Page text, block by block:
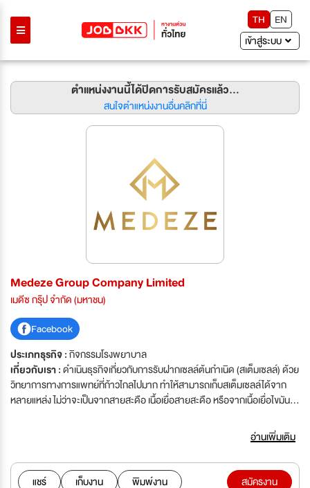
TH
EN
เข้าสู่ระบบ
ตำแหน่งงานนี้ได้ปิดการรับสมัครแล้ว...
สนใจตำแหน่งงานอื่นคลิกที่นี่
Medeze Group Company Limited
เมดีซ กรุ๊ป จำกัด (มหาชน)
Facebook
ประเภทธุรกิจ :กิจกรรมโรงพยาบาล
เกี่ยวกับเรา :ดำเนินธุรกิจเกี่ยวกับการรับฝากเซลล์ต้นกำเนิด (สเต็มเซลล์) ด้วย
วิทยาการทางการแพทย์ที่ก้าวไกลไปมาก ทำให้สามารถเก็บสเต็มเซลล์ได้จาก
หลายแหล่ง ไม่ว่าจะเป็นจากสายสะดือ เนื้อเยื่อสายสะดือ หรือจากเนื้อเยื่อไขมัน
สร้างสรรค์การบริการรับฝากเก็บสเต็มเซลล์ที่มีคุณภาพและมาตรฐานชั้นเยี่ยม
เพื่อตอบสนองความพึงพอใจอันสูงสุดสำหรับทุกครอบครัว บริษัทยินดีต้อนรับผู้
สนใจร่วมทำงานและเติบโตก้าวหน้าไปพร้อมกับบริษัท ภายใต้นโยบายคุณภาพ
อ่านเพิ่มเติม
แชร์ เก็บงาน
พิมพ์งาน
สมัครงาน